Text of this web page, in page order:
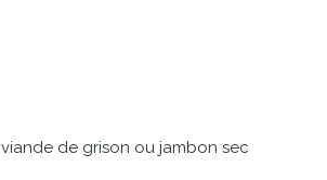
de grison ou jambon sec